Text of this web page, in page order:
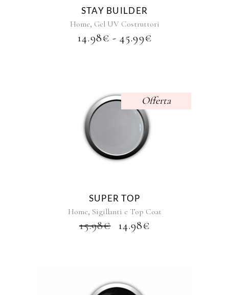
opzioni
essere
scelte
STAY BUILDER
Home, Gel UV Costruttori
14.98€ - 45.99€FASCIA
A
45.99€
Offerta
SUPER TOP
Home, Sigillanti e Top Coat
15.98€ IL
PREZZO
14.98€